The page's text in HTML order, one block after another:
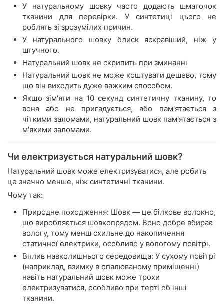
У натуральному шовку часто додають шматочок
тканини для перевірки. У синтетиці цього не
роблять зі зрозумілих причин.
У натурального шовку блиск яскравіший, ніж у
штучного.
Натуральний шовк не скрипить при зминанні
Натуральний шовк не може коштувати дешево, тому
що він виходить дуже важким способом.
Якщо зім'яти на 10 секунд синтетичну тканину, то
вона або не пригадується, або пам'ятається з
чіткими заломами, натуральний шовк пам'ятається з
м'якими заломами.
Чи електризується натуральний шовк?
Натуральний шовк може електризуватися, але робить
це значно менше, ніж синтетичні тканини.
Чому так:
Природне походження: Шовк — це білкове волокно,
що виробляється шовкопрядом. Воно добре вбирає
вологу, тому менш схильне до накопичення
статичної електрики, особливо у вологому повітрі.
Вплив навколишнього середовища: У сухому повітрі
(наприклад, взимку в опалюваному приміщенні)
навіть натуральний шовк може трохи
електризуватися, особливо при терті об інші
тканини.